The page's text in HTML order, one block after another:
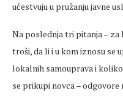
učestvuju u pružanju javne
Na poslednja tri pitanja – za
troši, da li i u kom iznosu se
lokalnih samouprava i
se prikupi novca – odgovore